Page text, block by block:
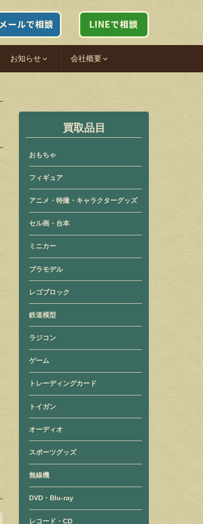
お知らせ 会社概要
買取品目
おもちゃ
フィギュア
アニメ・特撮・キャラクターグッズ
セル画・台本
ミニカー
プラモデル
レゴブロック
鉄道模型
ラジコン
ゲーム
トレーディングカード
トイガン
オーディオ
スポーツグッズ
無線機
DVD・Blu-ray
レコード・CD